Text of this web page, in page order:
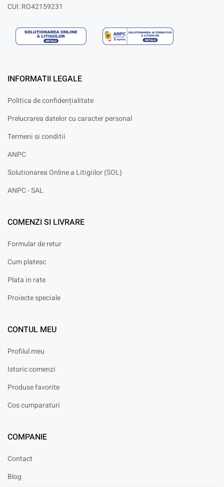
CUI: RO42159231
INFORMATII LEGALE
Politica de confidențialitate
Prelucrarea datelor cu caracter personal
Termeni si conditii
ANPC
Solutionarea Online a Litigiilor (SOL)
ANPC - SAL
COMENZI SI LIVRARE
Formular de retur
Cum platesc
Plata in rate
Proiecte speciale
CONTUL MEU
Profilul meu
Istoric comenzi
Produse favorite
Cos cumparaturi
COMPANIE
Contact
Blog